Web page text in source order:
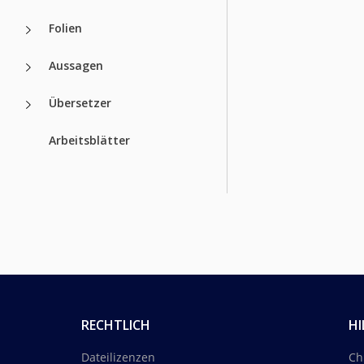
Folien
Aussagen
Übersetzer
Arbeitsblätter
RECHTLICH
Dateilizenzen